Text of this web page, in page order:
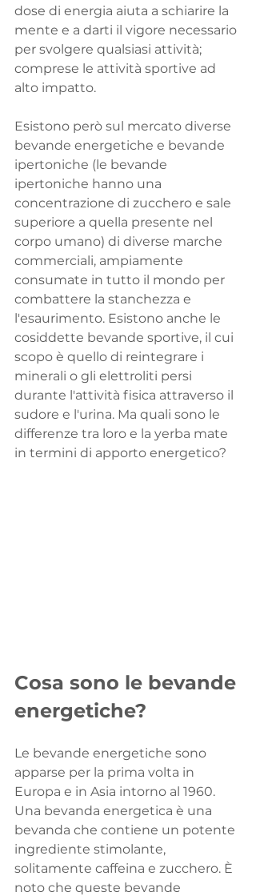
dose di energia aiuta a schiarire la
mente e a darti il vigore necessario
per svolgere qualsiasi attività;
comprese le attività sportive ad
alto impatto.
Esistono però sul mercato diverse
bevande energetiche e bevande
ipertoniche (le bevande
ipertoniche hanno una
concentrazione di zucchero e sale
superiore a quella presente nel
corpo umano) di diverse marche
commerciali, ampiamente
consumate in tutto il mondo per
combattere la stanchezza e
l'esaurimento. Esistono anche le
cosiddette bevande sportive, il cui
scopo è quello di reintegrare i
minerali o gli elettroliti persi
durante l'attività fisica attraverso il
sudore e l'urina. Ma quali sono le
differenze tra loro e la yerba mate
in termini di apporto energetico?
Cosa sono le bevande
energetiche?
Le bevande energetiche sono
apparse per la prima volta in
Europa e in Asia intorno al 1960.
Una bevanda energetica è una
bevanda che contiene un potente
ingrediente stimolante,
solitamente caffeina e zucchero. È
noto che queste bevande